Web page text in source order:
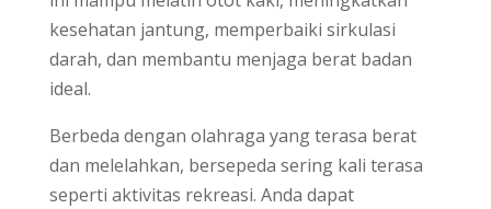
kesehatan jantung, memperbaiki sirkulasi
darah, dan membantu menjaga berat badan
ideal.
Berbeda dengan olahraga yang terasa berat
dan melelahkan, bersepeda sering kali terasa
seperti aktivitas rekreasi. Anda dapat